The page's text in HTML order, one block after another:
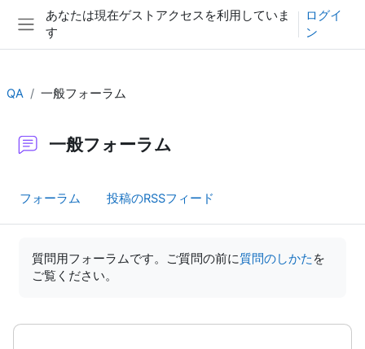
メインコンテンツへスキップする
サイドパネル
あなたは現在ゲストアクセスを利用していま
す
ログイ
ン
QA 一般フォーラム
一般フォーラム
フォーラム 投稿のRSSフィード
質問用フォーラムです。ご質問の前に質問のしかた を
ご覧ください。